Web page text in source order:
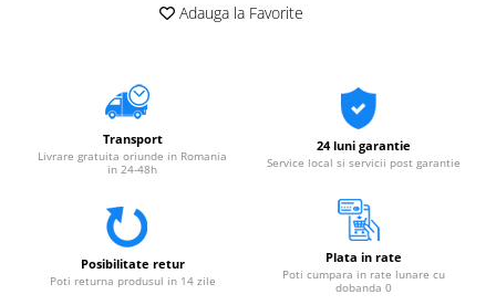
Adauga la Favorite
Transport
Livrare gratuita oriunde in Romania
in 24-48h
24 luni garantie
Service local si servicii post garantie
Posibilitate retur
Poti returna produsul in 14 zile
Plata in rate
Poti cumpara in rate lunare cu
dobanda 0